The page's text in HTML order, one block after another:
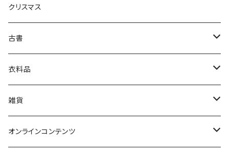
芸術・絵画・写真
絵本・児童書
娯楽・エンターテインメント
クリスマス
古書
古書セット
美術
衣料品
POLEWARDS
Tシャツ
雑貨
バッグ
オンラインコンテンツ